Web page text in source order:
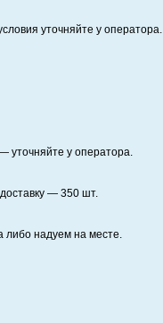
уточняйте у оператора.
уточняйте у оператора.
— 350 шт.
либо надуем на месте.